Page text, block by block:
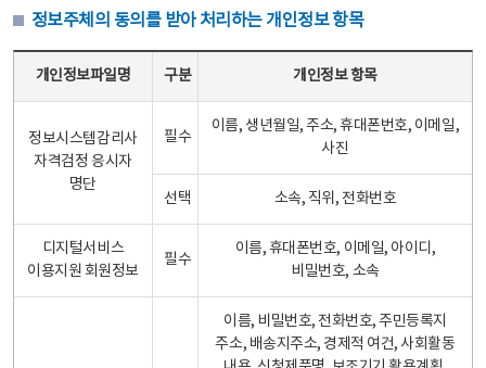
정보주체의 동의를 받아 처리하는 개인정보 항목
개인정보파일명 구분 개인정보 항목
정보시스템감리사
자격검정 응시자
명단
필수
이름, 생년월일, 주소, 휴대폰번호, 이메일,
사진
선택 소속, 직위, 전화번호
디지털서비스
이용지원 회원정보
필수
이름, 휴대폰번호, 이메일, 아이디,
비밀번호, 소속
이름, 비밀번호, 전화번호, 주민등록지
주소, 배송지주소, 경제적 여건, 사회활동